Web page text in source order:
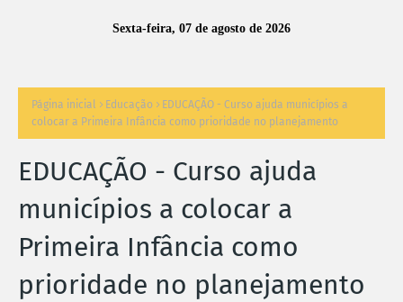
Sexta-feira, 07 de agosto de 2026
Página inicial Educação
EDUCAÇÃO - Curso ajuda municípios a
colocar a Primeira Infância como prioridade no planejamento
EDUCAÇÃO - Curso ajuda
municípios a colocar a
Primeira Infância como
prioridade no planejamento